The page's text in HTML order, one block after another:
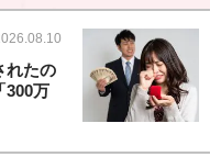
れたの
300万